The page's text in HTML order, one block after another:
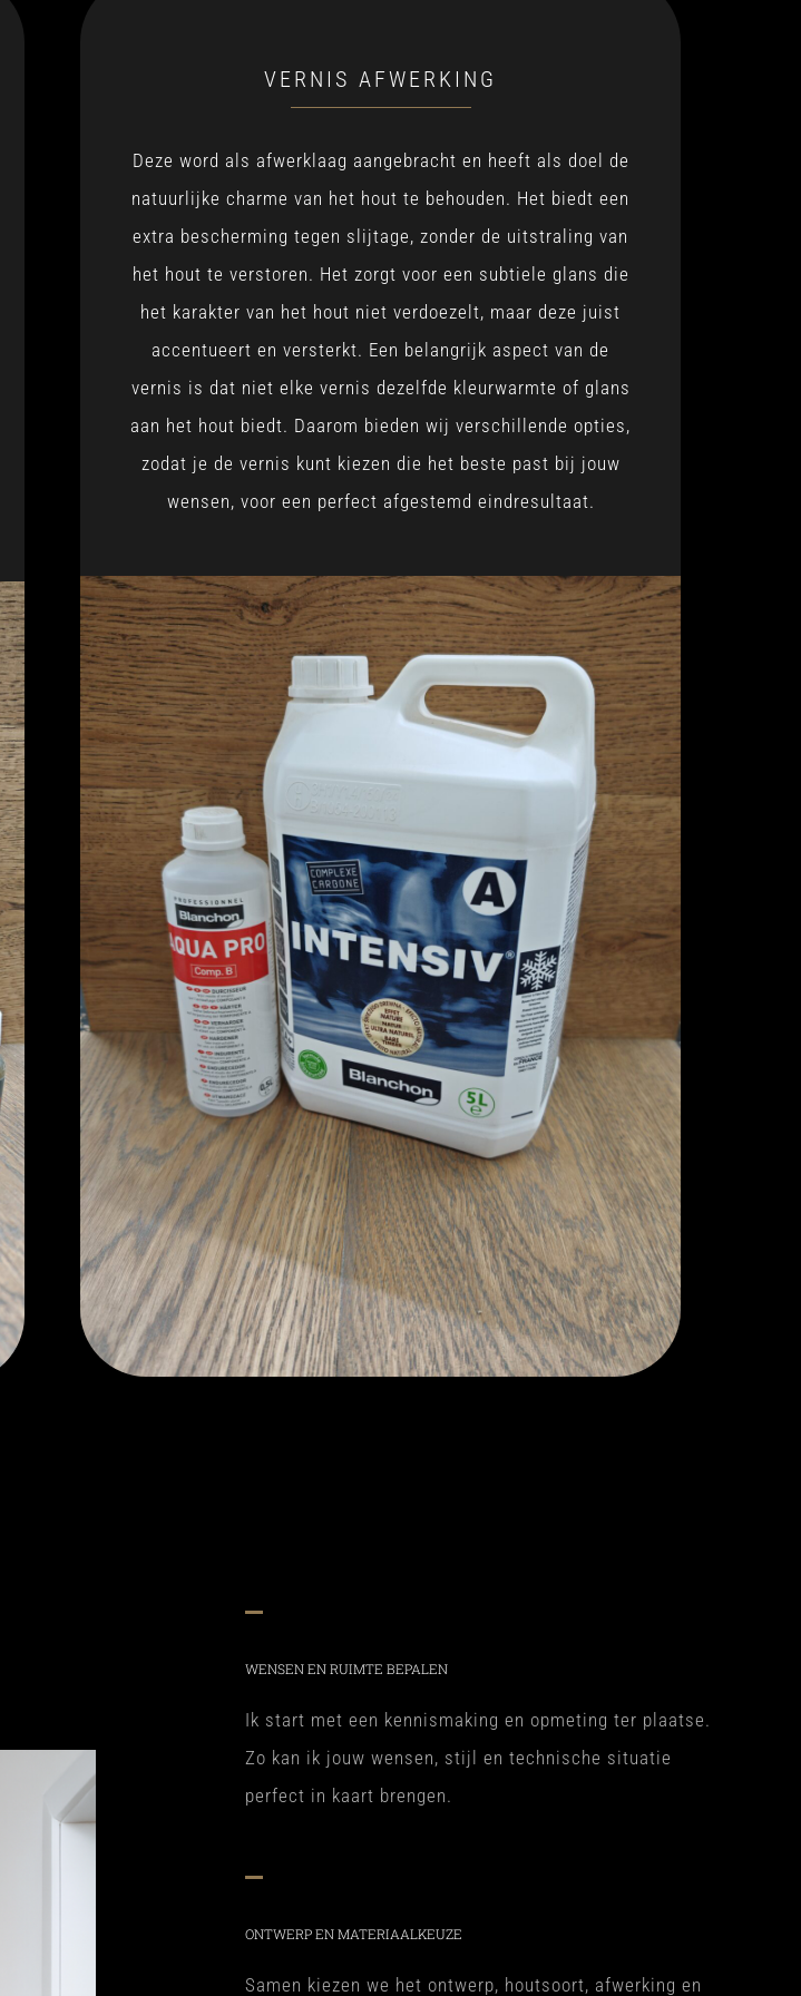
VERNIS AFWERKING
Deze word als afwerklaag aangebracht en heeft als doel de
natuurlijke charme van het hout te behouden. Het biedt een
extra bescherming tegen slijtage, zonder de uitstraling van
het hout te verstoren. Het zorgt voor een subtiele glans die
het karakter van het hout niet verdoezelt, maar deze juist
accentueert en versterkt. Een belangrijk aspect van de
vernis is dat niet elke vernis dezelfde kleurwarmte of glans
aan het hout biedt. Daarom bieden wij verschillende opties,
zodat je de vernis kunt kiezen die het beste past bij jouw
wensen, voor een perfect afgestemd eindresultaat.
WENSEN EN RUIMTE BEPALEN
Ik start met een kennismaking en opmeting ter plaatse.
Zo kan ik jouw wensen, stijl en technische situatie
perfect in kaart brengen.
ONTWERP EN MATERIAALKEUZE
Samen kiezen we het ontwerp, houtsoort, afwerking en